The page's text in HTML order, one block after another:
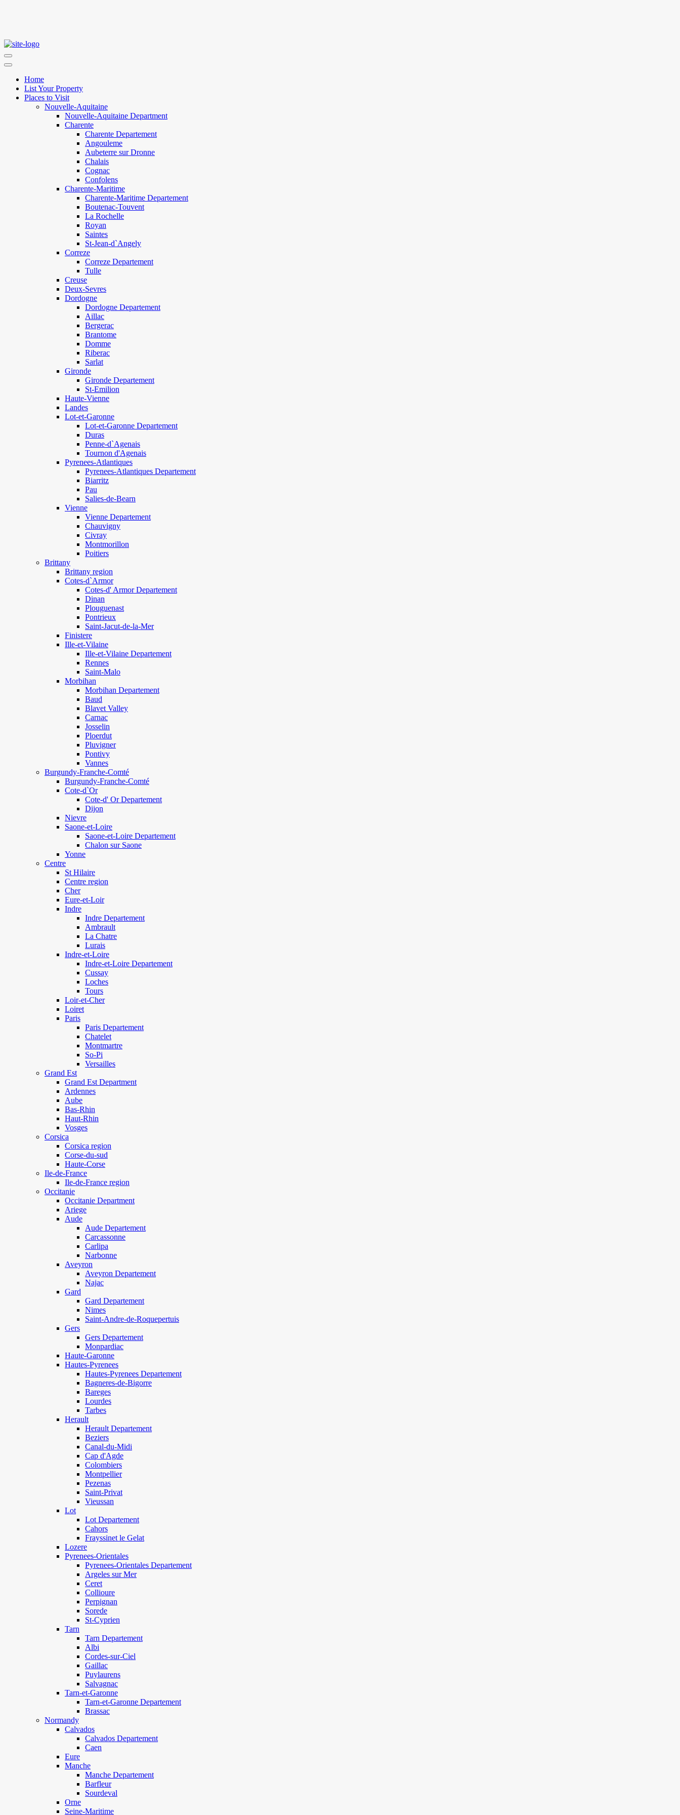
Home
List Your Property
Places to Visit
Nouvelle-Aquitaine
Nouvelle-Aquitaine Department
Charente
Charente Departement
Angouleme
Aubeterre sur Dronne
Chalais
Cognac
Confolens
Charente-Maritime
Charente-Maritime Departement
Boutenac-Touvent
La Rochelle
Royan
Saintes
St-Jean-d`Angely
Correze
Correze Departement
Tulle
Creuse
Deux-Sevres
Dordogne
Dordogne Departement
Aillac
Bergerac
Brantome
Domme
Riberac
Sarlat
Gironde
Gironde Departement
St-Emilion
Haute-Vienne
Landes
Lot-et-Garonne
Lot-et-Garonne Departement
Duras
Penne-d`Agenais
Tournon d'Agenais
Pyrenees-Atlantiques
Pyrenees-Atlantiques Departement
Biarritz
Pau
Salies-de-Bearn
Vienne
Vienne Departement
Chauvigny
Civray
Montmorillon
Poitiers
Brittany
Brittany region
Cotes-d`Armor
Cotes-d' Armor Departement
Dinan
Plouguenast
Pontrieux
Saint-Jacut-de-la-Mer
Finistere
Ille-et-Vilaine
Ille-et-Vilaine Departement
Rennes
Saint-Malo
Morbihan
Morbihan Departement
Baud
Blavet Valley
Carnac
Josselin
Ploerdut
Pluvigner
Pontivy
Vannes
Burgundy-Franche-Comté
Burgundy-Franche-Comté
Cote-d`Or
Cote-d' Or Departement
Dijon
Nievre
Saone-et-Loire
Saone-et-Loire Departement
Chalon sur Saone
Yonne
Centre
St Hilaire
Centre region
Cher
Eure-et-Loir
Indre
Indre Departement
Ambrault
La Chatre
Lurais
Indre-et-Loire
Indre-et-Loire Departement
Cussay
Loches
Tours
Loir-et-Cher
Loiret
Paris
Paris Departement
Chatelet
Montmartre
So-Pi
Versailles
Grand Est
Grand Est Department
Ardennes
Aube
Bas-Rhin
Haut-Rhin
Vosges
Corsica
Corsica region
Corse-du-sud
Haute-Corse
Ile-de-France
Ile-de-France region
Occitanie
Occitanie Department
Ariege
Aude
Aude Departement
Carcassonne
Carlipa
Narbonne
Aveyron
Aveyron Departement
Najac
Gard
Gard Departement
Nimes
Saint-Andre-de-Roquepertuis
Gers
Gers Departement
Monpardiac
Haute-Garonne
Hautes-Pyrenees
Hautes-Pyrenees Departement
Bagneres-de-Bigorre
Bareges
Lourdes
Tarbes
Herault
Herault Departement
Beziers
Canal-du-Midi
Cap d'Agde
Colombiers
Montpellier
Pezenas
Saint-Privat
Vieussan
Lot
Lot Departement
Cahors
Frayssinet le Gelat
Lozere
Pyrenees-Orientales
Pyrenees-Orientales Departement
Argeles sur Mer
Ceret
Collioure
Perpignan
Sorede
St-Cyprien
Tarn
Tarn Departement
Albi
Cordes-sur-Ciel
Gaillac
Puylaurens
Salvagnac
Tarn-et-Garonne
Tarn-et-Garonne Departement
Brassac
Normandy
Calvados
Calvados Departement
Caen
Eure
Manche
Manche Departement
Barfleur
Sourdeval
Orne
Seine-Maritime